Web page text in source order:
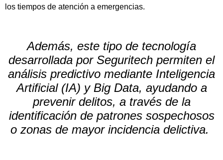
los tiempos de atención a emergencias.
Además, este tipo de tecnología
desarrollada por Seguritech permiten el
análisis predictivo mediante Inteligencia
Artificial (IA) y Big Data, ayudando a
prevenir delitos, a través de la
identificación de patrones sospechosos
o zonas de mayor incidencia delictiva.